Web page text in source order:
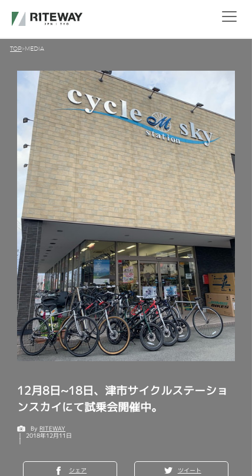
TOP MEDIA
12月8日~18日、津市サイクルステーショ
ンスカイにて試乗会開催中。
By RITEWAY
2018年12月11日
シェア ツイート